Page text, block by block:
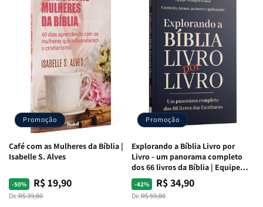
Estudo
da
Mulher
NVA
Capa
Dura
|
Preta
o
Estudo
da
Mulher
|
NVA
|
Capa
Dura
|
o
Estudo
da
Mulher
NVA
Capa
Dura
|
o
Estudo
Mulher
|
NVA
|
Capa
Dura
|
Promoção
Café com as Mulheres da Bíblia |
Isabelle S. Alves
-50%
Preço
normal
De:R$ 39,80
Preço
promocional
R$ 19,90
Promoção
Explorando a Bíblia Livro por
Livro - um panorama completo
dos 66 livros da Bíblia | Equipe
teológica Penkal
-42%
Preço
normal
De:R$ 59,80
Preço
promocional
R$ 34,90